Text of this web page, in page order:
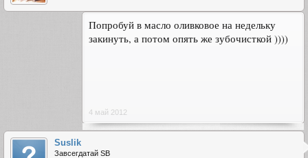
Попробуй в масло оливковое на недельку
закинуть, а потом опять же зубочисткой ))))
4 май 2012
Suslik
Завсегдатай SB